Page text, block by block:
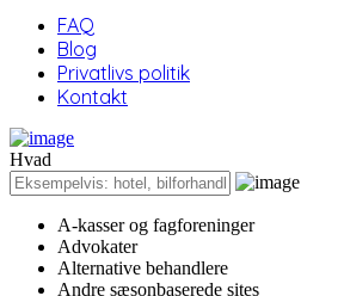
FAQ
Blog
Privatlivs politik
Kontakt
Hvad
A-kasser og fagforeninger
Advokater
Alternative behandlere
Andre sæsonbaserede sites